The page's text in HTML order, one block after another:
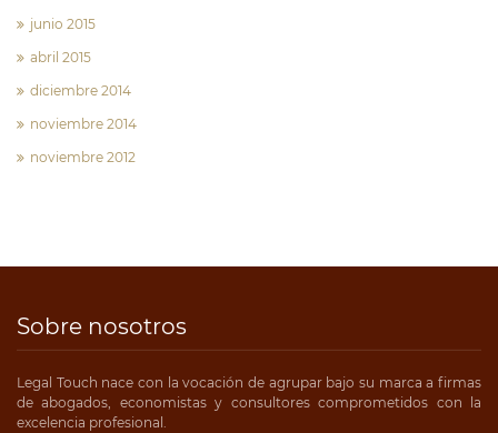
junio 2015
abril 2015
diciembre 2014
noviembre 2014
noviembre 2012
Sobre nosotros
Legal Touch nace con la vocación de agrupar bajo su marca a firmas
de abogados, economistas y consultores comprometidos con la
excelencia profesional.